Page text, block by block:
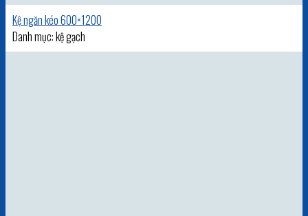
Kệ ngăn kéo 600×1200
Danh mục: kệ gạch